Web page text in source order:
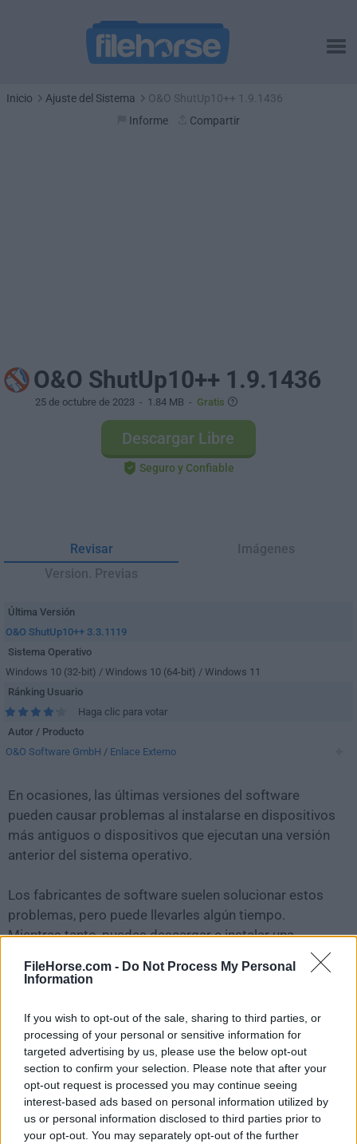
FileHorse.com - Do Not Process My Personal
Information
If you wish to opt-out of the sale, sharing to third parties, or
processing of your personal or sensitive information for
targeted advertising by us, please use the below opt-out
section to confirm your selection. Please note that after your
opt-out request is processed you may continue seeing
interest-based ads based on personal information utilized by
us or personal information disclosed to third parties prior to
your opt-out. You may separately opt-out of the further
Inicio Ajuste del Sistema
O&O ShutUp10++ 1.9.1436
Informe
Compartir
O&O ShutUp10++ 1.9.1436
25 de octubre de 2023 - 1.84 MB - Gratis
Descargar Libre
Seguro y Confiable
Revisar
Imágenes
Version. Previas
Última Versión
O&O ShutUp10++ 3.3.1119
Sistema Operativo
Windows 10 (32-bit) / Windows 10 (64-bit) / Windows 11
Ránking Usuario
Haga clic para votar
Autor / Producto
O&O Software GmbH / Enlace Externo
En ocasiones, las últimas versiones del software
pueden causar problemas al instalarse en dispositivos
más antiguos o dispositivos que ejecutan una versión
anterior del sistema operativo.
Los fabricantes de software suelen solucionar estos
problemas, pero puede llevarles algún tiempo.
Mientras tanto, puedes descargar e instalar una
reciente de O&O ShutUp10o leer nuestra reseña,
simplemente hazclic aquí .
Todas las versiones antiguas distribuidas en nuestro
sitio web son completamente libres de virus y están
disponibles para su descarga sin costo alguno.